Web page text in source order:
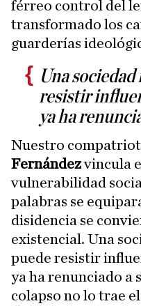
férreo control del
transformado los
guarderías
Una
resistir
ya ha
Nuestro
Fernándezvincula
vulnerabilidad
palabras se
disidencia se
existencial. Una
puede resistir
ya ha renunciado a
colapso no lo trae